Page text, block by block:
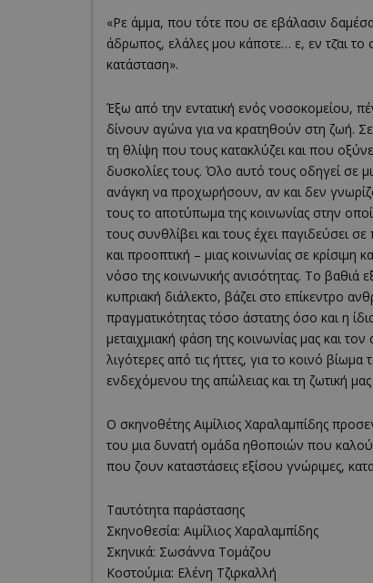
«Ρε άμμα, που τότε που σε εβάλασιν
άδρωπος, ελάλες μου κάποτε… ε, εν τζ̆αι το
κατάσταση».
Έξω από την εντατική ενός νοσοκομείου,
δίνουν αγώνα για να κρατηθούν στη ζωή.
τη θλίψη που τους κατακλύζει και που
δυσκολίες τους. Όλο αυτό τους οδηγεί σε
ανάγκη να προχωρήσουν, αν και δεν
τους το αποτύπωμα της κοινωνίας στην
τους συνθλίβει και τους έχει παγιδεύσει
και προοπτική – μιας κοινωνίας σε κρίσιμη
νόσο της κοινωνικής ανισότητας. Το
κυπριακή διάλεκτο, βάζει στο επίκεντρο
πραγματικότητας τόσο άστατης όσο και η
μεταιχμιακή φάση της κοινωνίας μας και
λιγότερες από τις ήττες, για το κοινό βίωμα
ενδεχόμενου της απώλειας και τη ζωτική
Ο σκηνοθέτης Αιμίλιος Χαραλαμπίδης
του μια δυνατή ομάδα ηθοποιών που
που ζουν καταστάσεις εξίσου γνώριμες,
Ταυτότητα παράστασης
Σκηνοθεσία: Αιμίλιος Χαραλαμπίδης
Σκηνικά: Σωσάννα Τομάζου
Κοστούμια: Ελένη Τζιρκαλλή